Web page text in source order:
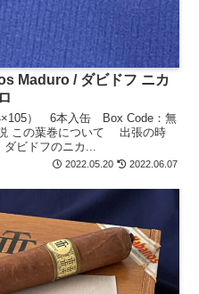
Maduro / ダビドフ ニカ
） 6本入缶 Box Code：無
この葉巻について 出張の時
ダビドフのニカ...
2022.05.20 2022.06.07